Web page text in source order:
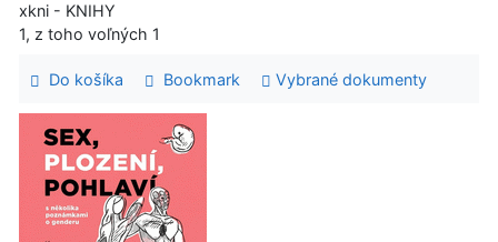
xkni - KNIHY
1, z toho voľných 1
Do košíka Bookmark Vybrané dokumenty